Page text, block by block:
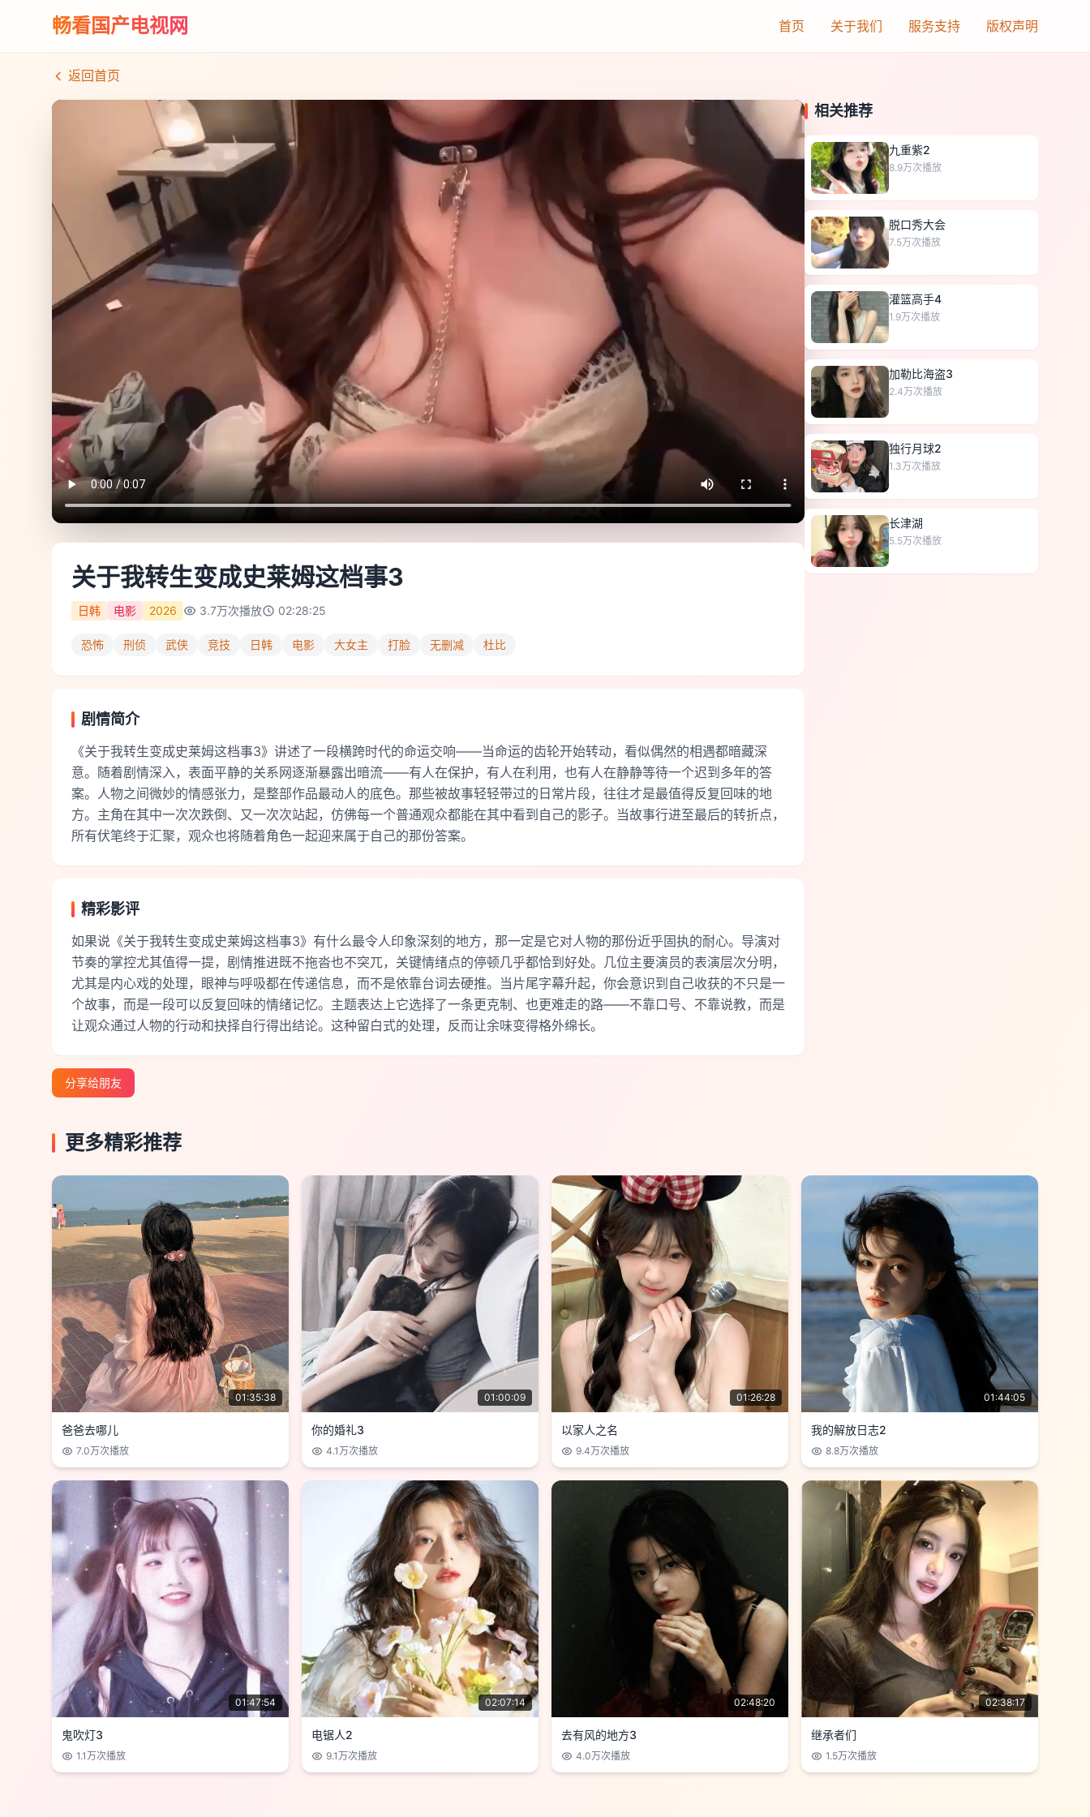
畅看国产电视网 首页 关于我们 服务支持 版权声明
返回首页
关于我转生变成史莱姆这档事3
日韩 电影 2026 3.7万次播放 02:28:25
恐怖 刑侦 武侠 竞技 日韩 电影 大女主 打脸 无删减 杜比
剧情简介
《关于我转生变成史莱姆这档事3》讲述了一段横跨时代的命运交响——当命运的齿轮开始转动，看似偶然的相遇都暗藏深
意。随着剧情深入，表面平静的关系网逐渐暴露出暗流——有人在保护，有人在利用，也有人在静静等待一个迟到多年的答
案。人物之间微妙的情感张力，是整部作品最动人的底色。那些被故事轻轻带过的日常片段，往往才是最值得反复回味的地
方。主角在其中一次次跌倒、又一次次站起，仿佛每一个普通观众都能在其中看到自己的影子。当故事行进至最后的转折点，
所有伏笔终于汇聚，观众也将随着角色一起迎来属于自己的那份答案。
精彩影评
如果说《关于我转生变成史莱姆这档事3》有什么最令人印象深刻的地方，那一定是它对人物的那份近乎固执的耐心。导演对
节奏的掌控尤其值得一提，剧情推进既不拖沓也不突兀，关键情绪点的停顿几乎都恰到好处。几位主要演员的表演层次分明，
尤其是内心戏的处理，眼神与呼吸都在传递信息，而不是依靠台词去硬推。当片尾字幕升起，你会意识到自己收获的不只是一
个故事，而是一段可以反复回味的情绪记忆。主题表达上它选择了一条更克制、也更难走的路——不靠口号、不靠说教，而是
让观众通过人物的行动和抉择自行得出结论。这种留白式的处理，反而让余味变得格外绵长。
分享给朋友
相关推荐
九重紫2
8.9万次播放
脱口秀大会
7.5万次播放
灌篮高手4
1.9万次播放
加勒比海盗3
2.4万次播放
独行月球2
1.3万次播放
长津湖
5.5万次播放
更多精彩推荐
01:35:38
爸爸去哪儿
7.0万次播放
01:00:09
你的婚礼3
4.1万次播放
01:26:28
以家人之名
9.4万次播放
01:44:05
我的解放日志2
8.8万次播放
01:47:54
鬼吹灯3
1.1万次播放
02:07:14
电锯人2
9.1万次播放
02:48:20
去有风的地方3
4.0万次播放
02:38:17
继承者们
1.5万次播放